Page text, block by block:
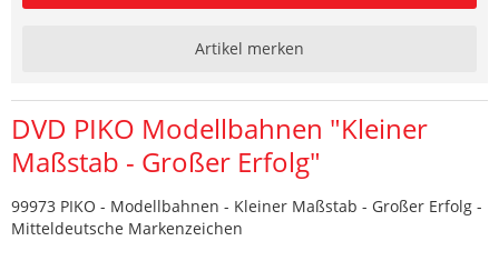
Artikel merken
DVD PIKO Modellbahnen "Kleiner
Maßstab - Großer Erfolg"
99973 PIKO - Modellbahnen - Kleiner Maßstab - Großer Erfolg -
Mitteldeutsche Markenzeichen